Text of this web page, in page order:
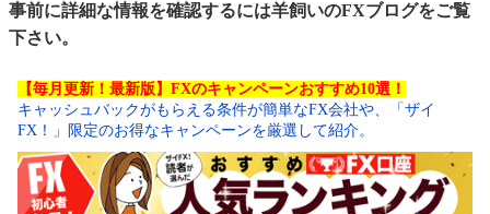
事前に詳細な情報を確認するには羊飼いのFXブログをご覧
下さい。
【毎月更新！最新版】FXのキャンペーンおすすめ10選！
キャッシュバックがもらえる条件が簡単なFX会社や、「ザイ
FX！」限定のお得なキャンペーンを厳選して紹介。